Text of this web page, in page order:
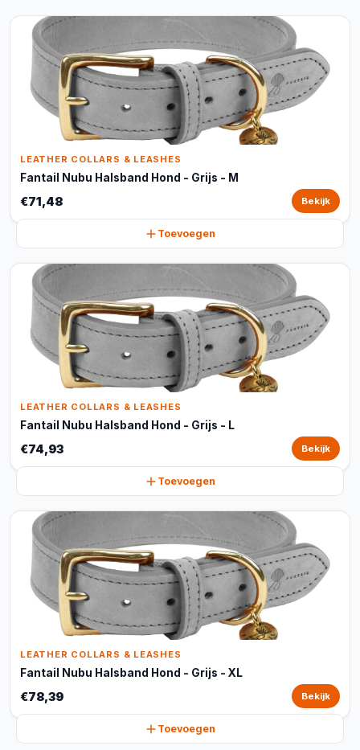
LEATHER COLLARS & LEASHES
Fantail Nubu Halsband Hond - Grijs - M
€71,48 Bekijk
Toevoegen
LEATHER COLLARS & LEASHES
Fantail Nubu Halsband Hond - Grijs - L
€74,93 Bekijk
Toevoegen
LEATHER COLLARS & LEASHES
Fantail Nubu Halsband Hond - Grijs - XL
€78,39 Bekijk
Toevoegen